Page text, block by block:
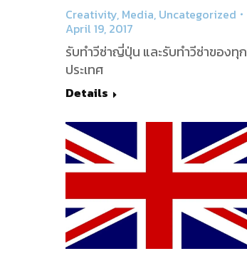
Creativity, Media, Uncategorized
April 19, 2017
รับทำวีซ่าญี่ปุ่น และรับทำวีซ่าของทุก
ประเทศ
Details